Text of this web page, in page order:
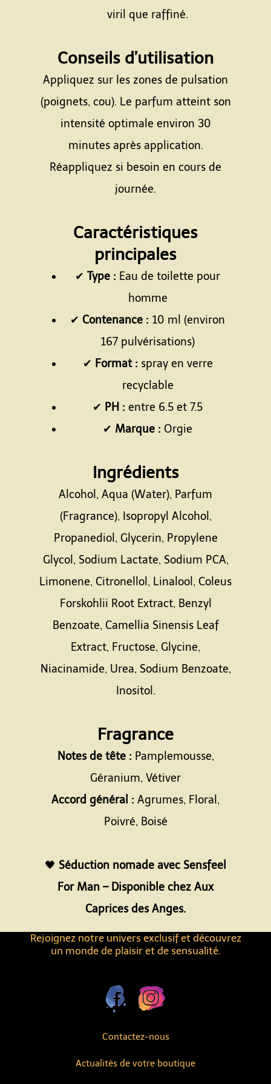
Contactez-nous
Actualités de votre boutique
Rejoignez notre univers exclusif et découvrez
un monde de plaisir et de sensualité.
viril que raffiné.
Conseils d’utilisation
Appliquez sur les zones de pulsation
(poignets, cou). Le parfum atteint son
intensité optimale environ 30
minutes après application.
Réappliquez si besoin en cours de
journée.
Caractéristiques
principales
✔ Type : Eau de toilette pour
homme
✔ Contenance : 10 ml (environ
167 pulvérisations)
✔ Format : spray en verre
recyclable
✔ PH : entre 6.5 et 7.5
✔ Marque : Orgie
Ingrédients
Alcohol, Aqua (Water), Parfum
(Fragrance), Isopropyl Alcohol,
Propanediol, Glycerin, Propylene
Glycol, Sodium Lactate, Sodium PCA,
Limonene, Citronellol, Linalool, Coleus
Forskohlii Root Extract, Benzyl
Benzoate, Camellia Sinensis Leaf
Extract, Fructose, Glycine,
Niacinamide, Urea, Sodium Benzoate,
Inositol.
Fragrance
Notes de tête : Pamplemousse,
Géranium, Vétiver
Accord général : Agrumes, Floral,
Poivré, Boisé
🖤 Séduction nomade avec Sensfeel
For Man – Disponible chez Aux
Caprices des Anges.